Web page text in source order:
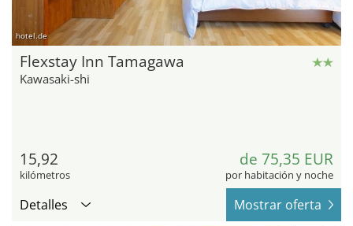
hotel.de
Flexstay Inn Tamagawa
Kawasaki-shi
15,92
kilómetros
de 75,35 EUR
por habitación y noche
Detalles Mostrar oferta